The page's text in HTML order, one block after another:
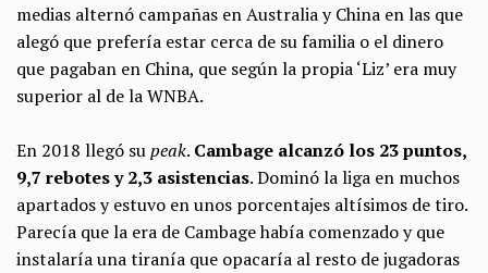
medias alternó campañas en Australia y China en las que
alegó que prefería estar cerca de su familia o el dinero
que pagaban en China, que según la propia ‘Liz’ era muy
superior al de la WNBA.
En 2018 llegó supeak. Cambage alcanzó los 23 puntos,
9,7 rebotes y 2,3 asistencias. Dominó la liga en muchos
apartados y estuvo en unos porcentajes altísimos de tiro.
Parecía que la era de Cambage había comenzado y que
instalaría una tiranía que opacaría al resto de jugadoras